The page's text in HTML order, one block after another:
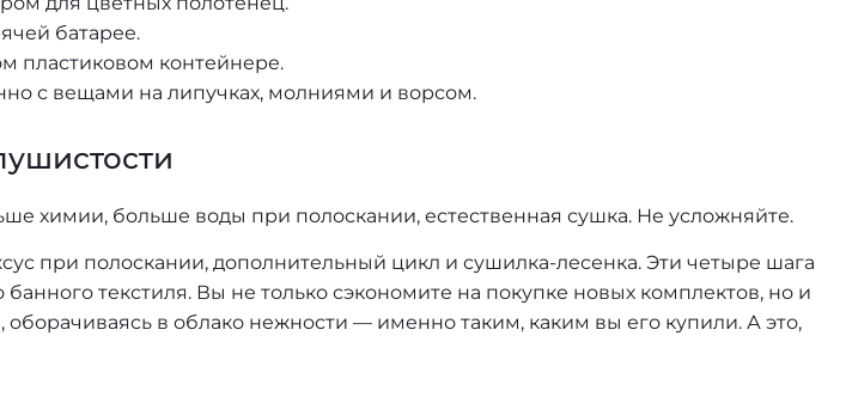
батарее.
пластиковом контейнере.
с вещами на липучках, молниями и ворсом.
химии, больше воды при полоскании, естественная сушка. Не усложняйте.
при полоскании, дополнительный цикл и сушилка-лесенка. Эти четыре шага
текстиля. Вы не только сэкономите на покупке новых комплектов, но и
оборачиваясь в облако нежности — именно таким, каким вы его купили. А это,